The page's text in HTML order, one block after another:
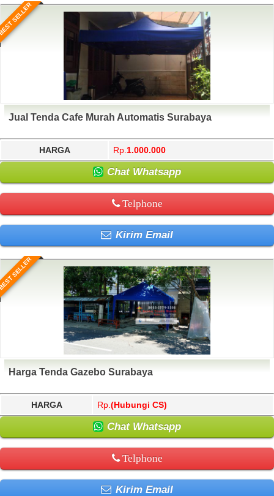
SELLER
Jual Tenda Cafe Murah Automatis Surabaya
HARGA Rp. 1.000.000
Chat Whatsapp
Telphone
Kirim Email
SELLER
Harga Tenda Gazebo Surabaya
HARGA Rp. (Hubungi CS)
Chat Whatsapp
Telphone
Kirim Email